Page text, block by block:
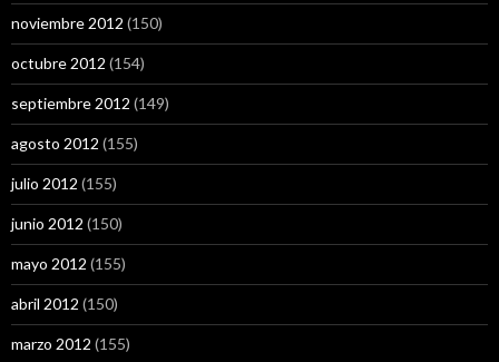
noviembre 2012 (150)
octubre 2012 (154)
septiembre 2012 (149)
agosto 2012 (155)
julio 2012 (155)
junio 2012 (150)
mayo 2012 (155)
abril 2012 (150)
marzo 2012 (155)